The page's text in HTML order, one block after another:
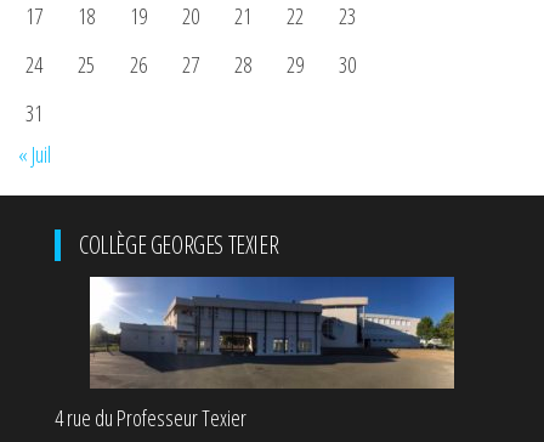
17
18 19 20 21 22
23
24
25 26 27 28 29
30
31
« Juil
COLLÈGE GEORGES TEXIER
4 rue du Professeur Texier